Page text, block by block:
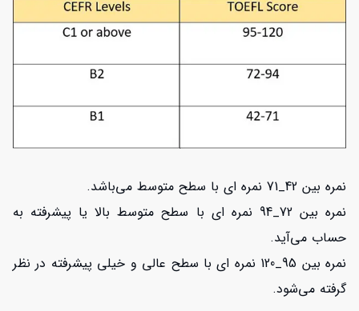
نمره بین 42_71 نمره ای با سطح متوسط می‌باشد.
نمره بین 72_94 نمره ای با سطح متوسط بالا یا پیشرفته به
حساب می‌آید.
نمره بین 95_120 نمره ای با سطح عالی و خیلی پیشرفته در نظر
گرفته می‌شود.